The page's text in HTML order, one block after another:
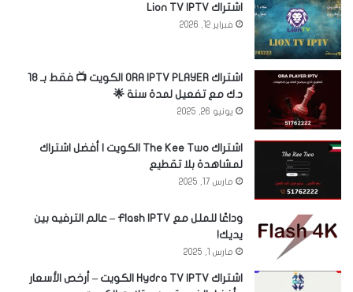
اشتراك Lion TV IPTV
فبراير 12, 2026
اشتراك ORA IPTV PLAYER الكويت 📺 فقط بـ 18
د.ك مع تفعيل لمدة سنة 🌟
يونيو 26, 2025
اشتراك The Kee Two الكويت | أفضل اشتراك
لمشاهدة بلا تقطيع
مارس 17, 2025
وداعًا للملل مع Flash IPTV – عالم الترفيه بين
يديك!
مارس 1, 2025
اشتراك Hydra TV IPTV الكويت – أرخص الأسعار